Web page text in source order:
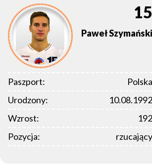
15
PawełSzymański
Paszport:
Polska
Urodzony:
10.08.1992
Wzrost:
192
Pozycja:
rzucający